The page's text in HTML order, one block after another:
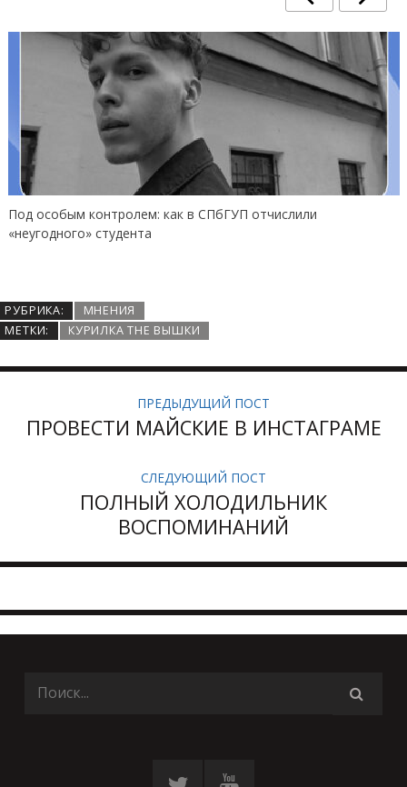
Под особым контролем: как в СПбГУП отчислили
«неугодного» студента
РУБРИКА:
МНЕНИЯ
МЕТКИ:
КУРИЛКА THE ВЫШКИ
ПРЕДЫДУЩИЙ ПОСТ
ПРОВЕСТИ МАЙСКИЕ В ИНСТАГРАМЕ
СЛЕДУЮЩИЙ ПОСТ
ПОЛНЫЙ ХОЛОДИЛЬНИК
ВОСПОМИНАНИЙ